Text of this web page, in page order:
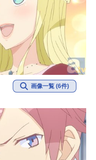
画像一覧 (6件)